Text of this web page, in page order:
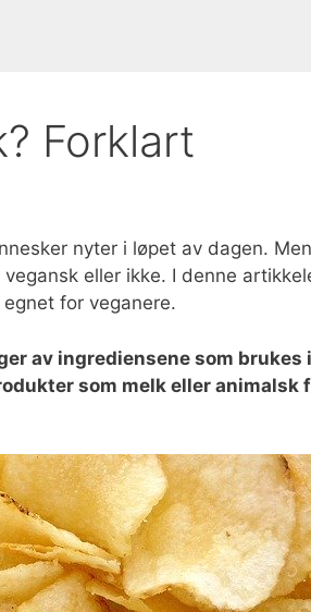
Forklart
nyter i løpet av dagen.
eller ikke. I denne
for veganere.
av ingrediensene som brukes
som melk eller animalsk